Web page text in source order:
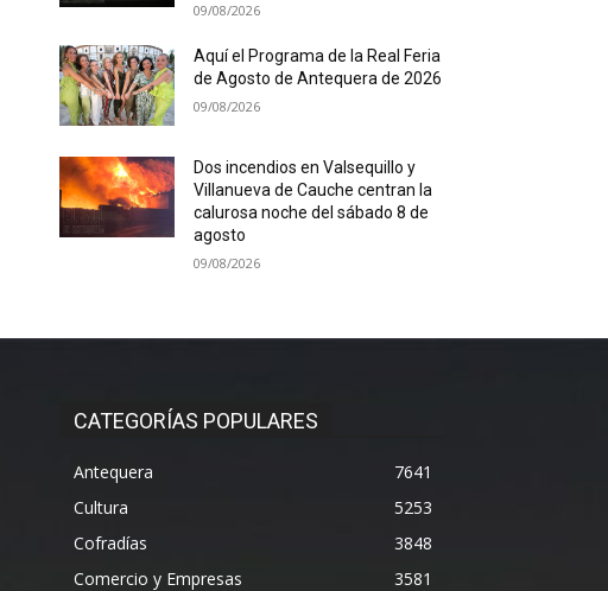
09/08/2026
Aquí el Programa de la Real Feria
de Agosto de Antequera de 2026
09/08/2026
Dos incendios en Valsequillo y
Villanueva de Cauche centran la
calurosa noche del sábado 8 de
agosto
09/08/2026
CATEGORÍAS POPULARES
Antequera
7641
Cultura
5253
Cofradías
3848
Comercio y Empresas
3581